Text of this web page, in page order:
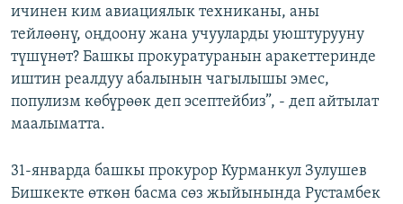
ичинен ким авиациялык техниканы, аны
тейлөөнү, оңдоону жана учууларды уюштурууну
түшүнөт? Башкы прокуратуранын аракеттеринде
иштин реалдуу абалынын чагылышы эмес,
популизм көбүрөөк деп эсептейбиз”, - деп айтылат
маалыматта.
31-январда башкы прокурор Курманкул Зулушев
Бишкекте өткөн басма сөз жыйынында Рустамбек